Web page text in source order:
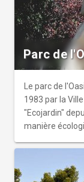
Parc de
Le parc de
1983 par la
"Ecojardin"
manière
cloisonnée
spécifiques
l'appel à la